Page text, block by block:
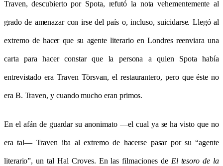
Traven, descubierto por Spota, refutó la nota vehementemente al
grado de amenazar con irse del país o, incluso, suicidarse. Llegó al
extremo de hacer que su agente literario en Londres reenviara una
carta para hacer constar que la persona a quien Spota había
entrevistado era Traven Törsvan, el restaurantero, pero que éste no
era B. Traven, y cuando mucho eran primos.
En el afán de guardar su anonimato —el cual ya se ha visto que no
era tal— Traven iba al extremo de hacerse pasar por su “agente
literario”, un tal Hal Croves. En las filmaciones de El tesoro de la